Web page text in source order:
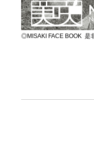
◎MISAKI FACE BOOK 是